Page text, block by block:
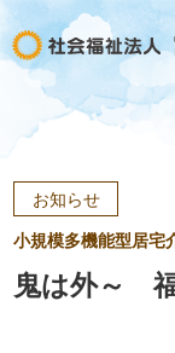
お知らせ
小規模多機能型居宅
鬼は外～